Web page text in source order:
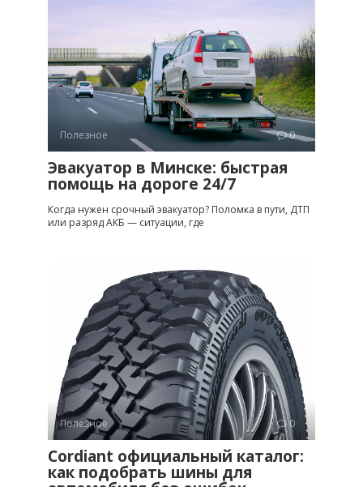
Полезное 0
Эвакуатор в Минске: быстрая
помощь на дороге 24/7
Когда нужен срочный эвакуатор? Поломка в пути, ДТП
или разряд АКБ — ситуации, где
Полезное 0
Cordiant официальный каталог:
как подобрать шины для